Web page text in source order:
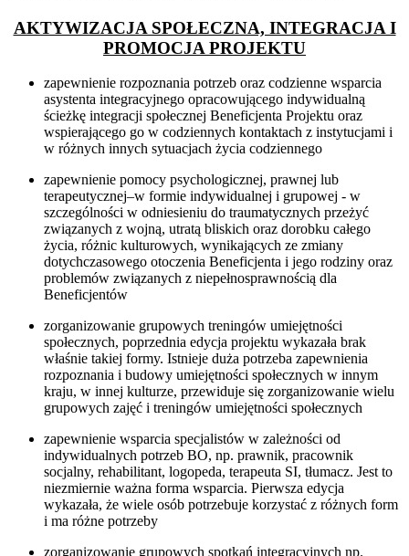
AKTYWIZACJA SPOŁECZNA, INTEGRACJA I
PROMOCJA PROJEKTU
zapewnienie rozpoznania potrzeb oraz codzienne wsparcia
asystenta integracyjnego opracowującego indywidualną
ścieżkę integracji społecznej Beneficjenta Projektu oraz
wspierającego go w codziennych kontaktach z instytucjami i
w różnych innych sytuacjach życia codziennego
zapewnienie pomocy psychologicznej, prawnej lub
terapeutycznej–w formie indywidualnej i grupowej - w
szczególności w odniesieniu do traumatycznych przeżyć
związanych z wojną, utratą bliskich oraz dorobku całego
życia, różnic kulturowych, wynikających ze zmiany
dotychczasowego otoczenia Beneficjenta i jego rodziny oraz
problemów związanych z niepełnosprawnością dla
Beneficjentów
zorganizowanie grupowych treningów umiejętności
społecznych, poprzednia edycja projektu wykazała brak
właśnie takiej formy. Istnieje duża potrzeba zapewnienia
rozpoznania i budowy umiejętności społecznych w innym
kraju, w innej kulturze, przewiduje się zorganizowanie wielu
grupowych zajęć i treningów umiejętności społecznych
zapewnienie wsparcia specjalistów w zależności od
indywidualnych potrzeb BO, np. prawnik, pracownik
socjalny, rehabilitant, logopeda, terapeuta SI, tłumacz. Jest to
niezmiernie ważna forma wsparcia. Pierwsza edycja
wykazała, że wiele osób potrzebuje korzystać z różnych form
i ma różne potrzeby
zorganizowanie grupowych spotkań integracyjnych np.